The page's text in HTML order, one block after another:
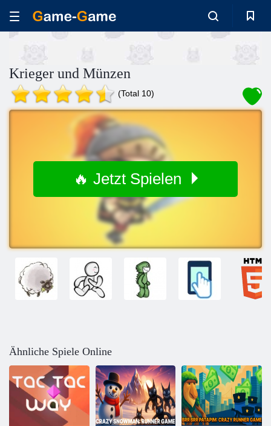
Krieger und Münzen
(Total 10)
🔥 Jetzt Spielen
Ähnliche Spiele Online